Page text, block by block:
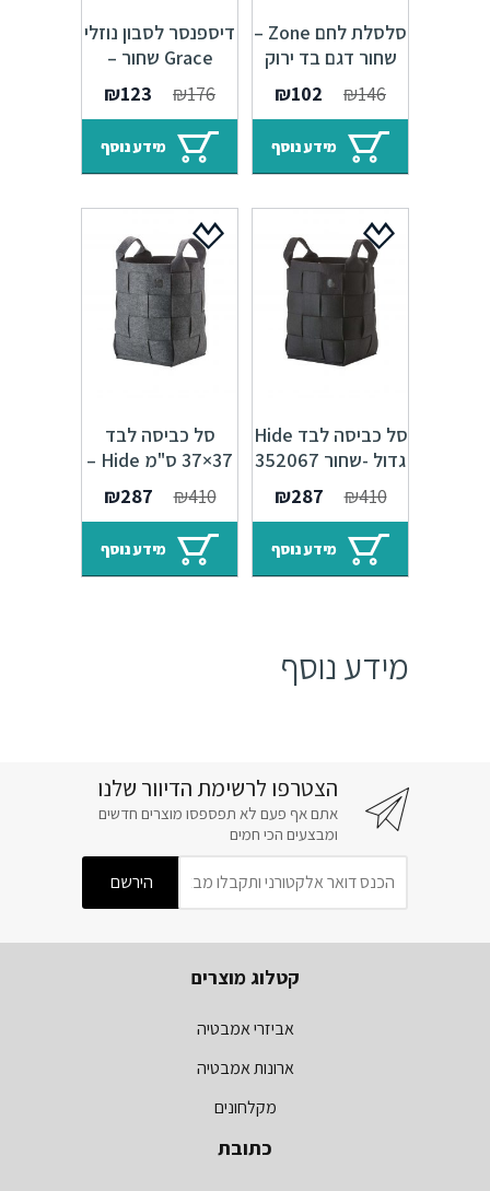
סלסלת לחם Zone –
שחור דגם בד ירוק
₪146
המחיר
המקורי
היה:
₪146.
₪102
הנוכחי
הוא:
₪102.
מידע נוסף
דיספנסר לסבון נוזלי
Grace שחור –
352040
₪176
המחיר
המקורי
היה:
₪176.
₪123
הנוכחי
הוא:
₪123.
מידע נוסף
סל כביסה לבד Hide
גדול -שחור 352067
₪410
המחיר
המקורי
היה:
₪410.
₪287
הנוכחי
הוא:
₪287.
מידע נוסף
סל כביסה לבד
37×37 ס"מ Hide –
אפור כהה 352068
₪410
המחיר
המקורי
היה:
₪410.
₪287
הנוכחי
הוא:
₪287.
מידע נוסף
מידע נוסף
הצטרפו לרשימת הדיוור שלנו
אתם אף פעם לא תפספסו מוצרים חדשים
ומבצעים הכי חמים
קטלוג מוצרים
אביזרי אמבטיה
ארונות אמבטיה
מקלחונים
כתובת